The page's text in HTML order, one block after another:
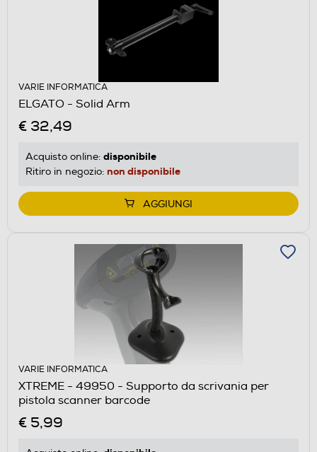
VARIE INFORMATICA
ELGATO - Solid Arm
€ 32,49
Acquisto online: disponibile
Ritiro in negozio: non disponibile
AGGIUNGI
VARIE INFORMATICA
XTREME - 49950 - Supporto da scrivania per
pistola scanner barcode
€ 5,99